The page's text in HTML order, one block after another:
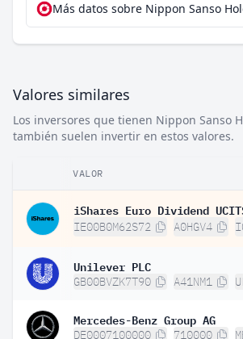
Valores similares
Los inversores que tienen Nippon Sanso
también suelen invertir en estos valores.
VALOR
iShares Euro Dividend
IE00B0M62S72 A0HGV4
Unilever PLC
GB00BVZK7T90 A41NM1
Mercedes-Benz Group AG
DE0007100000 710000